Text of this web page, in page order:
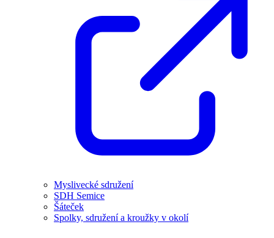
Myslivecké sdružení
SDH Semice
Šáteček
Spolky, sdružení a kroužky v okolí